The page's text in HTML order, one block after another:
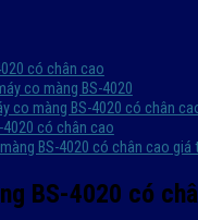
có chân cao
co màng BS-4020
co màng BS-4020 có chân
4020 có chân cao
BS-4020 có chân cao giá
BS-4020 có